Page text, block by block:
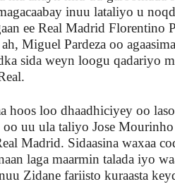
inuu lataliyo u
ee Real Madrid Florentino
Miguel Pardeza oo
sida weyn loogu qadariyo
hoos loo dhaadhiciyey oo
uu ula taliyo Jose
Madrid. Sidaasina waxaa
laga maarmin talada iyo
Zidane fariisto kuraasta